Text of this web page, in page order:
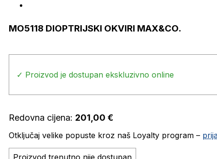
MO5118 DIOPTRIJSKI OKVIRI MAX&CO.
✓ Proizvod je dostupan ekskluzivno online
Redovna cijena: 201,00 €
Otključaj velike popuste kroz naš Loyalty program –
Proizvod trenutno nije dostupan